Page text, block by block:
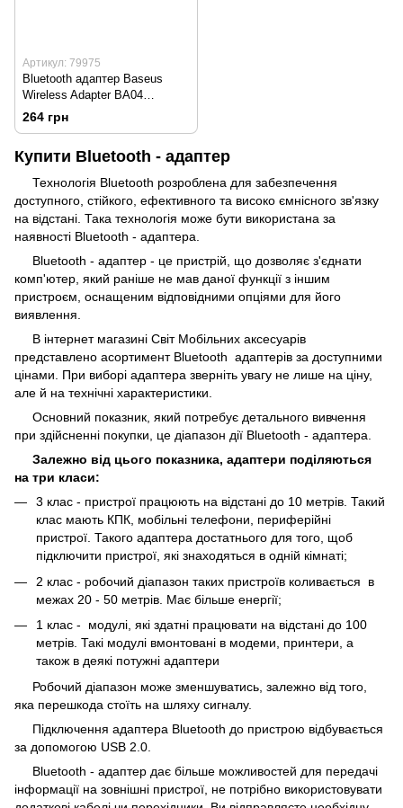
Артикул: 79975
Bluetooth адаптер Baseus
Wireless Adapter BA04
(ZJBA000001) Black
264 грн
Купити Bluetooth - адаптер
Технологія Bluetooth розроблена для забезпечення
доступного, стійкого, ефективного та високо ємнісного зв'язку
на відстані. Така технологія може бути використана за
наявності Bluetooth - адаптера.
Bluetooth - адаптер - це пристрій, що дозволяє з'єднати
комп'ютер, який раніше не мав даної функції з іншим
пристроєм, оснащеним відповідними опціями для його
виявлення.
В інтернет магазині Світ Мобільних аксесуарів
представлено асортимент Bluetooth адаптерів за доступними
цінами. При виборі адаптера зверніть увагу не лише на ціну,
але й на технічні характеристики.
Основний показник, який потребує детального вивчення
при здійсненні покупки, це діапазон дії Bluetooth - адаптера.
Залежно від цього показника, адаптери поділяються
на три класи:
3 клас - пристрої працюють на відстані до 10 метрів. Такий
клас мають КПК, мобільні телефони, периферійні
пристрої. Такого адаптера достатнього для того, щоб
підключити пристрої, які знаходяться в одній кімнаті;
2 клас - робочий діапазон таких пристроїв коливається в
межах 20 - 50 метрів. Має більше енергії;
1 клас - модулі, які здатні працювати на відстані до 100
метрів. Такі модулі вмонтовані в модеми, принтери, а
також в деякі потужні адаптери
Робочий діапазон може зменшуватись, залежно від того,
яка перешкода стоїть на шляху сигналу.
Підключення адаптера Bluetooth до пристрою відбувається
за допомогою USB 2.0.
Bluetooth - адаптер дає більше можливостей для передачі
інформації на зовнішні пристрої, не потрібно використовувати